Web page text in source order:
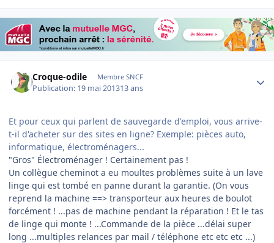
Croque-odile Membre SNCF
Publication: 19 mai 201313 ans
Et pour ceux qui parlent de sauvegarde d'emploi, vous arrive-
t-il d'acheter sur des sites en ligne? Exemple: pièces auto,
informatique, électroménagers...
"Gros" Électroménager ! Certainement pas !
Un collègue cheminot a eu moultes problèmes suite à un lave
linge qui est tombé en panne durant la garantie. (On vous
reprend la machine ==> transporteur aux heures de boulot
forcément ! ...pas de machine pendant la réparation ! Et le tas
de linge qui monte ! ...Commande de la pièce ...délai super
long ...multiples relances par mail / téléphone etc etc etc ...)